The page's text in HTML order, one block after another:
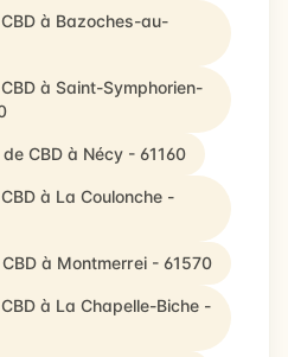
à Bazoches-au-
à Saint-Symphorien-
CBD à Nécy - 61160
à La Coulonche -
à Montmerrei - 61570
à La Chapelle-Biche -